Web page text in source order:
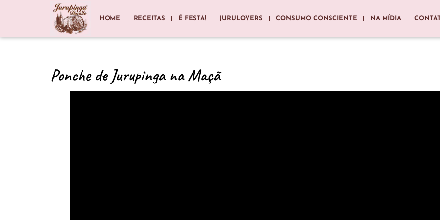
HOME RECEITAS É FESTA! JURULOVERS CONSUMO CONSCIENTE NA MÍDIA
Ponche de Jurupinga na Maçã